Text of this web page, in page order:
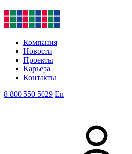
Компания
Новости
Проекты
Карьера
Контакты
8 800 550 5029 En